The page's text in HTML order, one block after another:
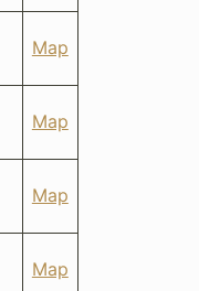
Map
Map
Map
Map